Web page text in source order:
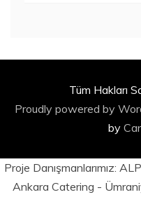
Tüm Hakları
Proudly powered by
by
Proje Danışmanlarımız:
Ankara Catering -